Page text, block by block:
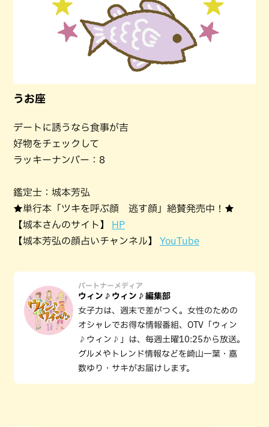
うお座
デートに誘うなら食事が吉
好物をチェックして
ラッキーナンバー：8
鑑定士：城本芳弘
★単行本「ツキを呼ぶ顔 逃す顔」絶賛発売中！★
【城本さんのサイト】
HP
【城本芳弘の顔占いチャンネル】 YouTube
パートナーメディア
ウィン♪ウィン♪編集部
女子力は、週末で差がつく。女性のための
オシャレでお得な情報番組、OTV「ウィン
♪ウィン♪」は、毎週土曜10:25から放送。
グルメやトレンド情報などを崎山一葉・嘉
数ゆり・サキがお届けします。